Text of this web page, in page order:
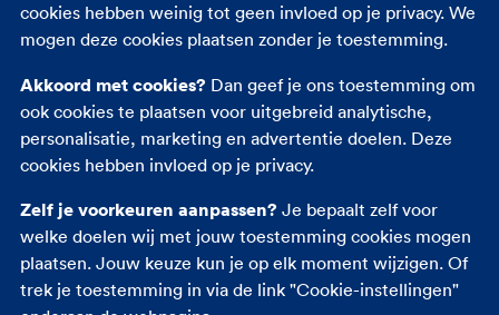
Inboedelverzekering
Opstalverzekering
Overlijdensrisicoverzekering
Reisverzekering
Zorgverzekering
cookies hebben weinig tot geen invloed op je privacy. We
mogen deze cookies plaatsen zonder je toestemming.
Akkoord met cookies? Dan geef je ons toestemming om
ook cookies te plaatsen voor uitgebreid analytische,
personalisatie, marketing en advertentie doelen. Deze
cookies hebben invloed op je privacy.
Zelf je voorkeuren aanpassen? Je bepaalt zelf voor
welke doelen wij met jouw toestemming cookies mogen
plaatsen. Jouw keuze kun je op elk moment wijzigen. Of
trek je toestemming in via de link "Cookie-instellingen"